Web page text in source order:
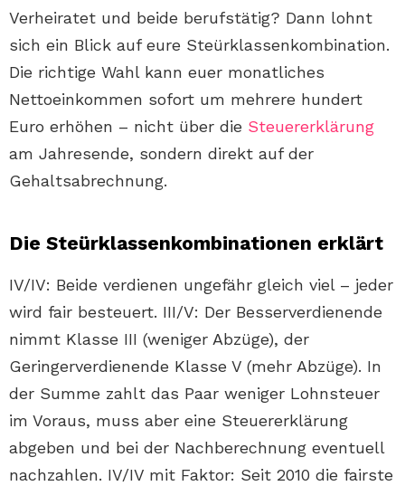
Verheiratet und beide berufstätig? Dann lohnt
sich ein Blick auf eure Steürklassenkombination.
Die richtige Wahl kann euer monatliches
Nettoeinkommen sofort um mehrere hundert
Euro erhöhen – nicht über die Steuererklärung
am Jahresende, sondern direkt auf der
Gehaltsabrechnung.
Die Steürklassenkombinationen erklärt
IV/IV: Beide verdienen ungefähr gleich viel – jeder
wird fair besteuert. III/V: Der Besserverdienende
nimmt Klasse III (weniger Abzüge), der
Geringerverdienende Klasse V (mehr Abzüge). In
der Summe zahlt das Paar weniger Lohnsteuer
im Voraus, muss aber eine Steuererklärung
abgeben und bei der Nachberechnung eventuell
nachzahlen. IV/IV mit Faktor: Seit 2010 die fairste